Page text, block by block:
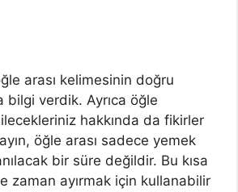
arası kelimesinin doğru
bilgi verdik. Ayrıca öğle
hakkında da fikirler
öğle arası sadece yemek
bir süre değildir. Bu kısa
zaman ayırmak için kullanabilir